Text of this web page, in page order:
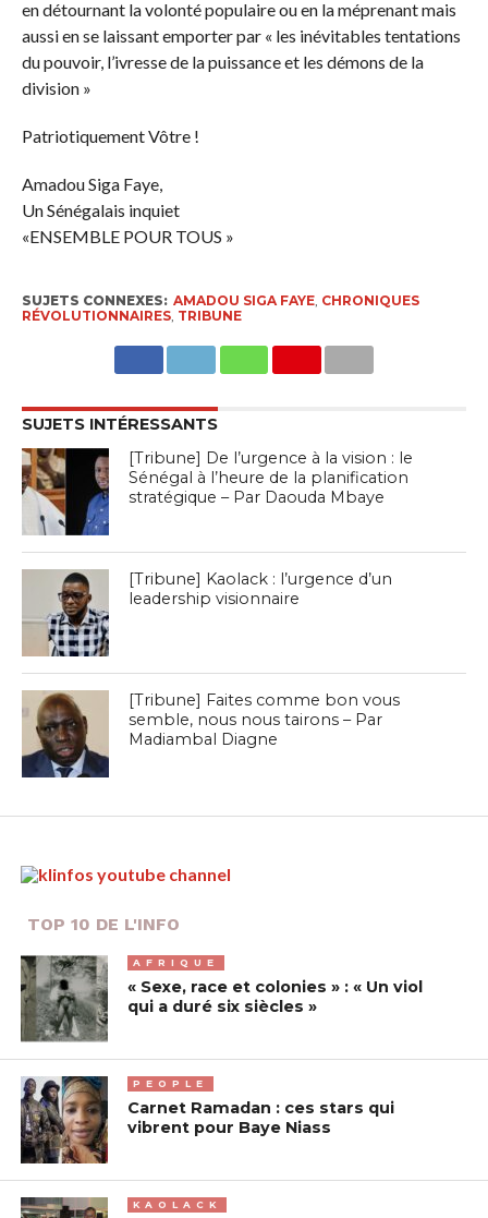
en détournant la volonté populaire ou en la méprenant mais
aussi en se laissant emporter par « les inévitables tentations
du pouvoir, l’ivresse de la puissance et les démons de la
division »
Patriotiquement Vôtre !
Amadou Siga Faye,
Un Sénégalais inquiet
«ENSEMBLE POUR TOUS »
SUJETS CONNEXES: AMADOU SIGA FAYE, CHRONIQUES
RÉVOLUTIONNAIRES, TRIBUNE
SUJETS INTÉRESSANTS
[Tribune] De l’urgence à la vision : le
Sénégal à l’heure de la planification
stratégique – Par Daouda Mbaye
[Tribune] Kaolack : l’urgence d’un
leadership visionnaire
[Tribune] Faites comme bon vous
semble, nous nous tairons – Par
Madiambal Diagne
TOP 10 DE L'INFO
AFRIQUE
« Sexe, race et colonies » : « Un viol
qui a duré six siècles »
PEOPLE
Carnet Ramadan : ces stars qui
vibrent pour Baye Niass
KAOLACK